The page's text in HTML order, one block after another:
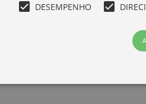
DESEMPENHO